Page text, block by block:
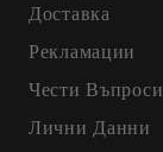
Доставка
Рекламации
Чести Въпроси
Лични Данни